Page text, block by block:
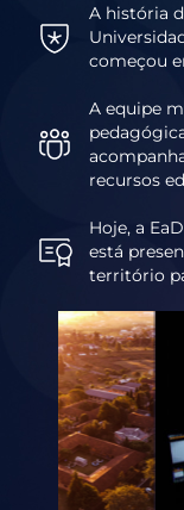
A história
começou
A equipe
recursos
Hoje, a
está
território